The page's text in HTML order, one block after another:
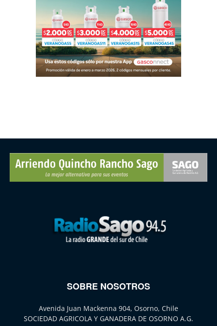
SOBRE NOSOTROS
Avenida Juan Mackenna 904, Osorno, Chile
SOCIEDAD AGRICOLA Y GANADERA DE OSORNO A.G.